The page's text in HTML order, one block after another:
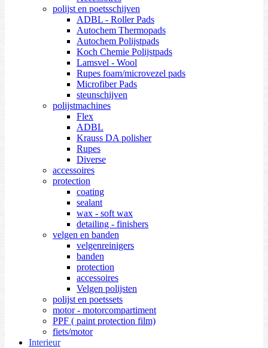
polijst en poetsschijven
ADBL - Roller Pads
Autochem Thermopads
Autochem Polijstpads
Koch Chemie Polijstpads
Lamsvel - Wool
Rupes foam/microvezel pads
Microfiber Pads
steunschijven
polijstmachines
Flex
ADBL
Krauss DA polisher
Rupes
Diverse
accessoires
protection
coating
sealant
wax - soft wax
detailing - finishers
velgen en banden
velgenreinigers
banden
protection
accessoires
Velgen polijsten
polijst en poetssets
motor - motorcompartiment
PPF ( paint protection film)
fiets/motor
Interieur